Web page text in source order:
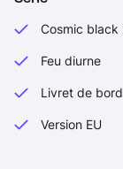
Cosmic black
Feu diurne
Livret de
Version EU